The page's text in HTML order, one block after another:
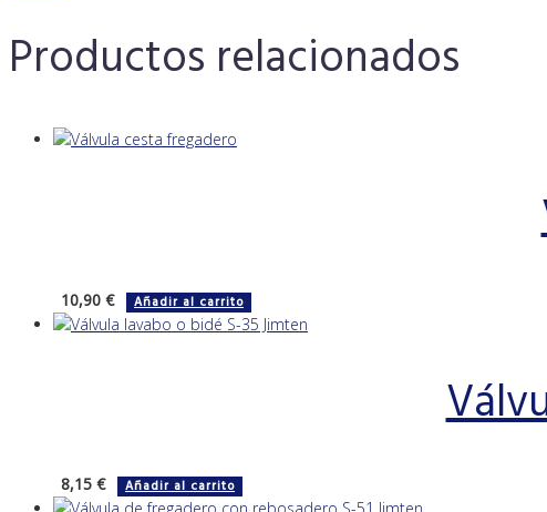
Productos relacionados
10,90 € Añadir al carrito
8,15 € Añadir al carrito